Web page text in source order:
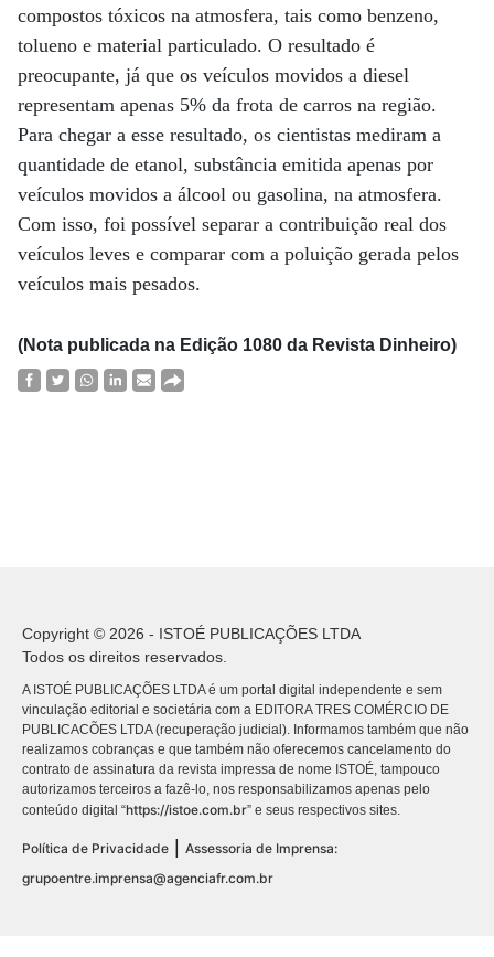
compostos tóxicos na atmosfera, tais como benzeno,
tolueno e material particulado. O resultado é
preocupante, já que os veículos movidos a diesel
representam apenas 5% da frota de carros na região.
Para chegar a esse resultado, os cientistas mediram a
quantidade de etanol, substância emitida apenas por
veículos movidos a álcool ou gasolina, na atmosfera.
Com isso, foi possível separar a contribuição real dos
veículos leves e comparar com a poluição gerada pelos
veículos mais pesados.
(Nota publicada na Edição 1080 da Revista Dinheiro)
Copyright © 2026 - ISTOÉ PUBLICAÇÕES LTDA
Todos os direitos reservados.
A ISTOÉ PUBLICAÇÕES LTDA é um portal digital independente e sem
vinculação editorial e societária com a EDITORA TRES COMÉRCIO DE
PUBLICACÕES LTDA (recuperação judicial). Informamos também que não
realizamos cobranças e que também não oferecemos cancelamento do
contrato de assinatura da revista impressa de nome ISTOÉ, tampouco
autorizamos terceiros a fazê-lo, nos responsabilizamos apenas pelo
conteúdo digital “https://istoe.com.br” e seus respectivos sites.
Política de Privacidade
Assessoria de Imprensa:
grupoentre.imprensa@agenciafr.com.br